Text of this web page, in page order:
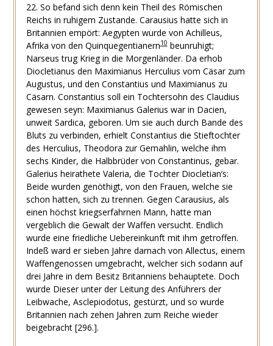
22. So befand sich denn kein Theil des Römischen
Reichs in ruhigem Zustande. Carausius hatte sich in
Britannien empört: Aegypten wurde von Achilleus,
Afrika von den Quinquegentianern10beunruhigt;
Narseus trug Krieg in die Morgenländer. Da erhob
Diocletianus den Maximianus Herculius vom Cäsar zum
Augustus, und den Constantius und Maximianus zu
Cäsarn. Constantius soll ein Tochtersohn des Claudius
gewesen seyn: Maximianus Galerius war in Dacien,
unweit Sardica, geboren. Um sie auch durch Bande des
Bluts zu verbinden, erhielt Constantius die Stieftochter
des Herculius, Theodora zur Gemahlin, welche ihm
sechs Kinder, die Halbbrüder von Constantinus, gebar.
Galerius heirathete Valeria, die Tochter Diocletian’s:
Beide wurden genöthigt, von den Frauen, welche sie
schon hatten, sich zu trennen. Gegen Carausius, als
einen höchst kriegserfahrnen Mann, hatte man
vergeblich die Gewalt der Waffen versucht. Endlich
wurde eine friedliche Uebereinkunft mit ihm getroffen.
Indeß ward er sieben Jahre darnach von Allectus, einem
Waffengenossen umgebracht, welcher sich sodann auf
drei Jahre in dem Besitz Britanniens behauptete. Doch
wurde Dieser unter der Leitung des Anführers der
Leibwache, Asclepiodotus, gestürzt, und so wurde
Britannien nach zehen Jahren zum Reiche wieder
beigebracht [296.].